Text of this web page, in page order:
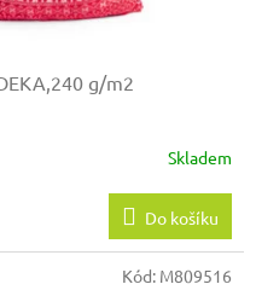
g/m2
Skladem
Do košíku
Kód: M809516